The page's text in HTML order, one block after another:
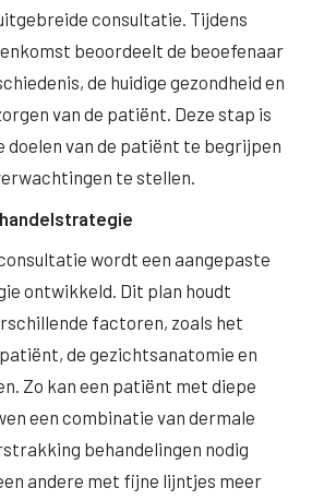
consultatie. Tijdens
beoordeelt de beoefenaar
de huidige gezondheid en
van de patiënt. Deze stap is
doelen van de patiënt te begrijpen
te stellen.
wordt een aangepaste
ontwikkeld. Dit plan houdt
factoren, zoals het
de gezichtsanatomie en
Zo kan een patiënt met diepe
een combinatie van dermale
behandelingen nodig
andere met fijne lijntjes meer